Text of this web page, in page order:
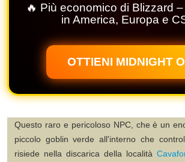
🔥 Più economico di Blizzard
in America, Europa e
OTTIENI MIDNIGHT
Questo raro e pericoloso NPC, che è un
piccolo goblin verde all'interno che
risiede nella discarica della località